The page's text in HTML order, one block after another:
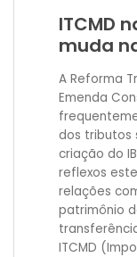
ITCMD
muda
A Reforma
Emenda
dos tributos
criação do
reflexos
relações
patrimônio
ITCMD